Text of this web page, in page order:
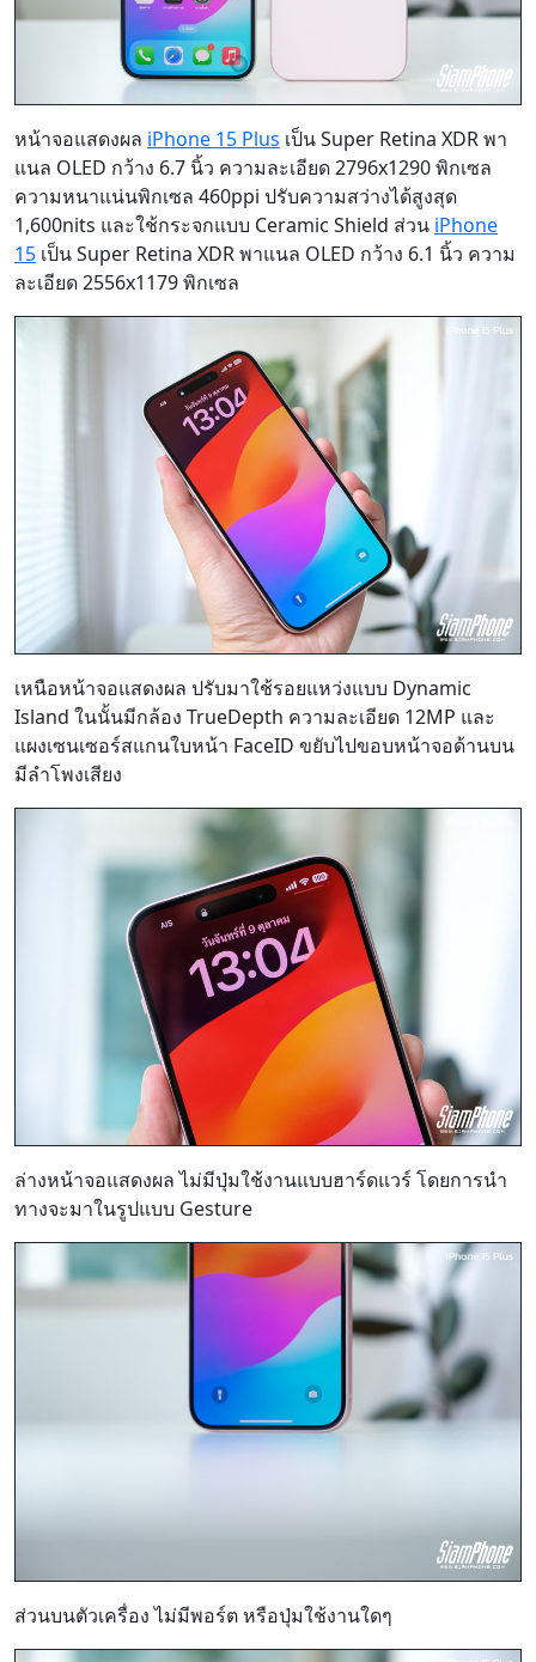
หน้าจอแสดงผล iPhone 15 Plus เป็น Super Retina XDR พา
แนล OLED กว้าง 6.7 นิ้ว ความละเอียด 2796x1290 พิกเซล
ความหนาแน่นพิกเซล 460ppi ปรับความสว่างได้สูงสุด
1,600nits และใช้กระจกแบบ Ceramic Shield ส่วน iPhone
15 เป็น Super Retina XDR พาแนล OLED กว้าง 6.1 นิ้ว ความ
ละเอียด 2556x1179 พิกเซล
เหนือหน้าจอแสดงผล ปรับมาใช้รอยแหว่งแบบ Dynamic
Island ในนั้นมีกล้อง TrueDepth ความละเอียด 12MP และ
แผงเซนเซอร์สแกนใบหน้า FaceID ขยับไปขอบหน้าจอด้านบน
มีลำโพงเสียง
ล่างหน้าจอแสดงผล ไม่มีปุ่มใช้งานแบบฮาร์ดแวร์ โดยการนำ
ทางจะมาในรูปแบบ Gesture
ส่วนบนตัวเครื่อง ไม่มีพอร์ต หรือปุ่มใช้งานใดๆ